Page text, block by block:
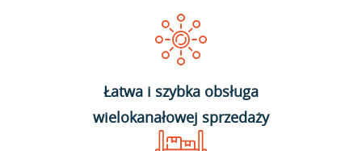
Łatwa i szybka obsługa
wielokanałowej sprzedaży